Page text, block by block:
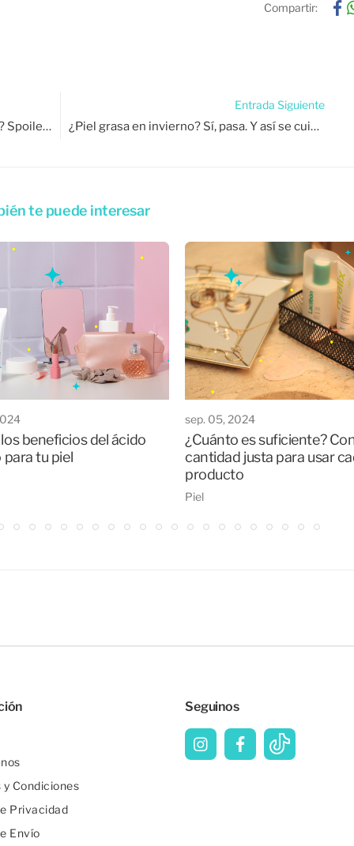
Compartir:
¿Cuándo empezar una rutina antiage? Spoiler: no hay edad exacta, pero sí señales.
Entrada Siguiente
¿Piel grasa en invierno? Sí, pasa. Y así se cuida.
te puede interesar
beneficios del ácido
tu piel
sep. 05, 2024
¿Cuánto es suficiente?
cantidad justa para usar
producto
Piel
y Condiciones
Privacidad
Envío
Seguinos